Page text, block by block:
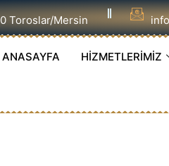
Toroslar/Mersin
ANASAYFA HİZMETLERİMİZ